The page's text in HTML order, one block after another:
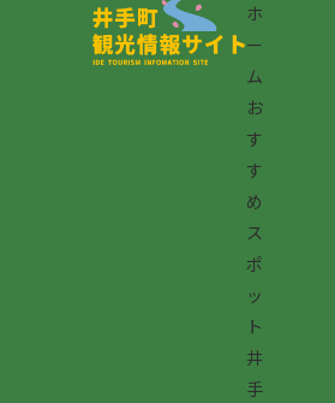
ホ
ー
ム
お
す
す
め
ス
ポ
ッ
ト
井
手